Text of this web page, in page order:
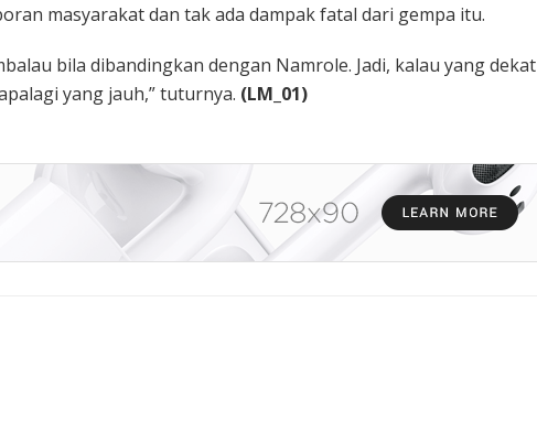
masyarakat dan tak ada dampak fatal dari gempa itu.
bila dibandingkan dengan Namrole. Jadi, kalau yang dekat
yang jauh,” tuturnya. (LM_01)